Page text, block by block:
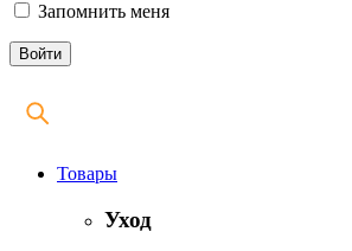
Запомнить меня
Товары
Уход